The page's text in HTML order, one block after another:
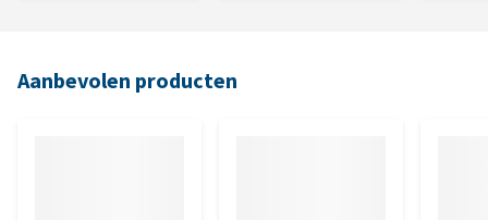
Aanbevolen producten